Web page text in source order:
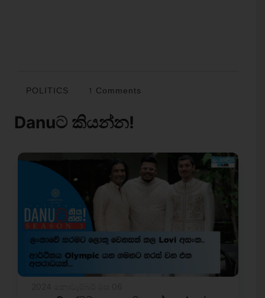
POLITICS 1 Comments